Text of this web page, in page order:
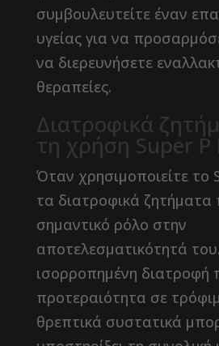
συμβουλευτείτε έναν
υγείας για να
να διερευνήσετε
θεραπείες.
Διατροφικά
τη χρήση Super P
Όταν χρησιμοποιείτε το
τα διατροφικά ζητήματα
σημαντικό ρόλο στην
αποτελεσματικότητά
ισορροπημένη διατροφή
προτεραιότητα σε
θρεπτικά συστατικά